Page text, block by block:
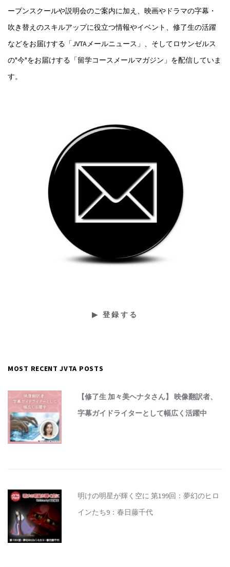
ープンスクールや説明会のご案内に加え、映画やドラマの字幕・
吹き替えのスキルアップに役立つ情報やイベント、修了生の活躍
などをお届けする「JVTAメールニュース」、そしてロサンゼルス
の"今"をお届けする「留学コースメールマガジン」を配信していま
す。
MOST RECENT JVTA POSTS
【修了生 加々美ヘナタさん】 映像翻訳者、
字幕ガイドライターとして幅広く活躍中
明けの明星が輝く空に 第199回：夢幻のヒロ
インたち9：春日藤千代